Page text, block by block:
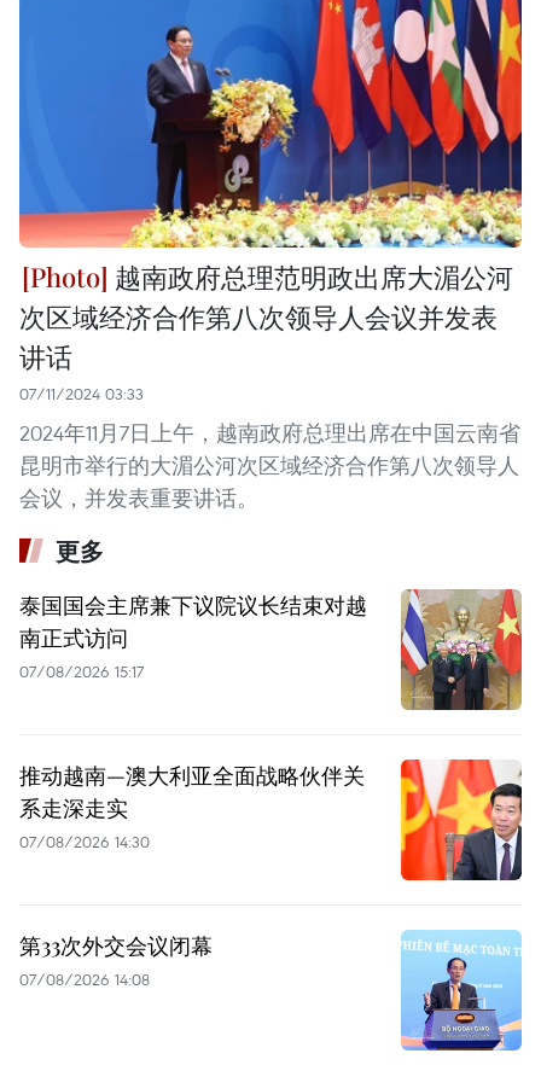
越南政府总理范明政出席大湄公河
次区域经济合作第八次领导人会议并发表
讲话
07/11/2024 03:33
2024年11月7日上午，越南政府总理出席在中国云南省
昆明市举行的大湄公河次区域经济合作第八次领导人
会议，并发表重要讲话。
更多
泰国国会主席兼下议院议长结束对越
南正式访问
07/08/2026 15:17
推动越南—澳大利亚全面战略伙伴关
系走深走实
07/08/2026 14:30
第33次外交会议闭幕
07/08/2026 14:08